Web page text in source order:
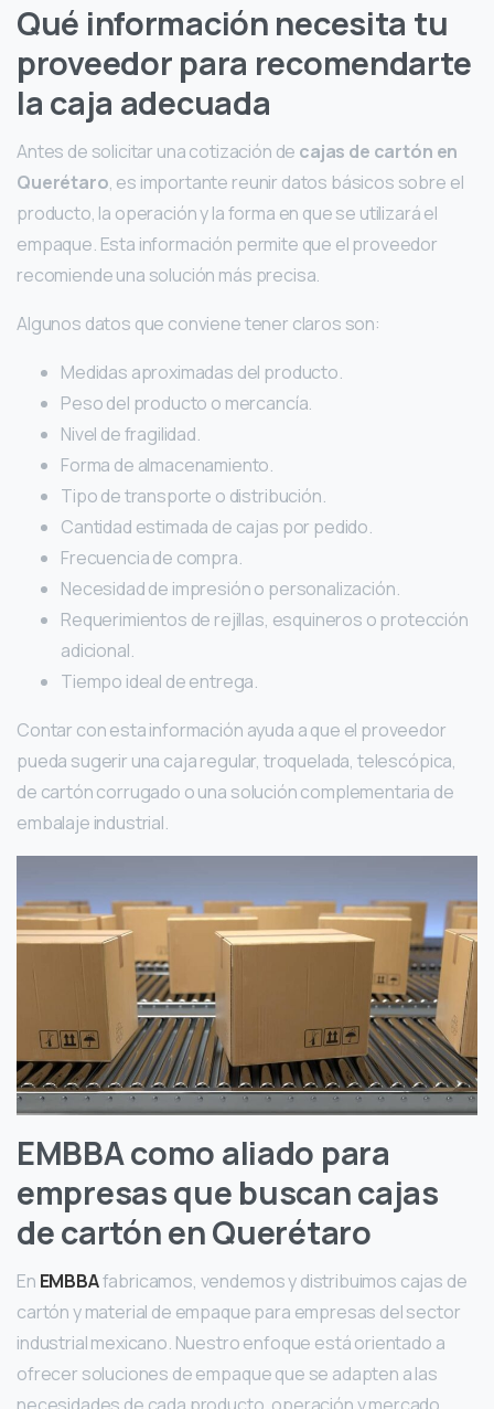
Qué información necesita tu
proveedor para recomendarte
la caja adecuada
Antes de solicitar una cotización de cajas de cartón en
Querétaro, es importante reunir datos básicos sobre el
producto, la operación y la forma en que se utilizará el
empaque. Esta información permite que el proveedor
recomiende una solución más precisa.
Algunos datos que conviene tener claros son:
Medidas aproximadas del producto.
Peso del producto o mercancía.
Nivel de fragilidad.
Forma de almacenamiento.
Tipo de transporte o distribución.
Cantidad estimada de cajas por pedido.
Frecuencia de compra.
Necesidad de impresión o personalización.
Requerimientos de rejillas, esquineros o protección
adicional.
Tiempo ideal de entrega.
Contar con esta información ayuda a que el proveedor
pueda sugerir una caja regular, troquelada, telescópica,
de cartón corrugado o una solución complementaria de
embalaje industrial.
EMBBA como aliado para
empresas que buscan cajas
de cartón en Querétaro
En EMBBAfabricamos, vendemos y distribuimos cajas de
cartón y material de empaque para empresas del sector
industrial mexicano. Nuestro enfoque está orientado a
ofrecer soluciones de empaque que se adapten a las